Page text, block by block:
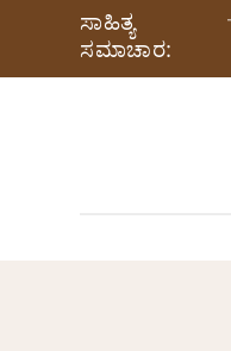
ಸಾಹಿತ್ಯ
ಸಮಾಚಾರ: